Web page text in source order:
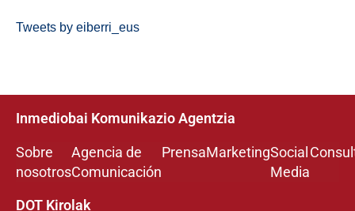
Tweets by eiberri_eus
Inmediobai Komunikazio Agentzia
Sobre
nosotros
Agencia de
Comunicación
PrensaMarketingSocial
Media
DOT Kirolak